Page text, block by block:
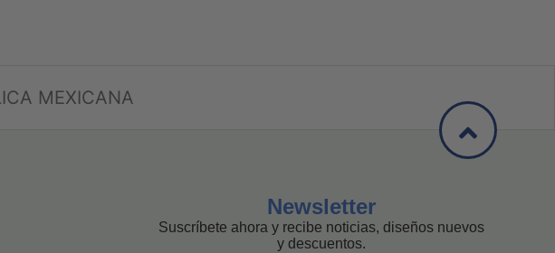
MEXICANA
Newsletter
Suscríbete ahora y recibe noticias, diseños nuevos
y descuentos.